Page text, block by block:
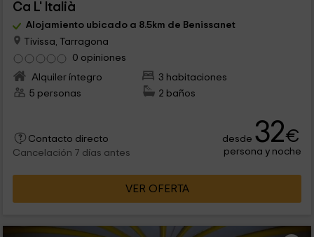
Ca L' Italià
Alojamiento ubicado a 8.5km de Benissanet
Tivissa, Tarragona
0 opiniones
Alquiler íntegro
3 habitaciones
5 personas
2 baños
Contacto directo
Cancelación 7 días antes
desde 32€
persona y noche
VER OFERTA